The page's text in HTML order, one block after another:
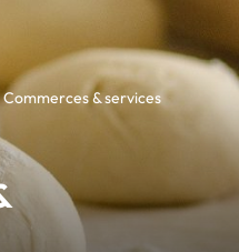
Commerces & services